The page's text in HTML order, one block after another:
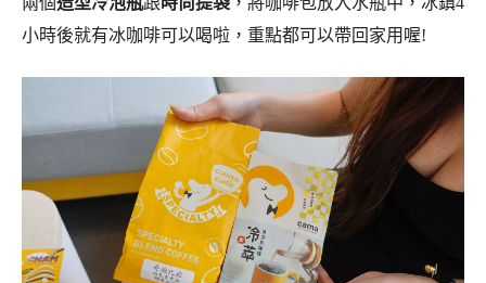
小時後就有冰咖啡可以喝啦，重點都可以帶回家用喔!